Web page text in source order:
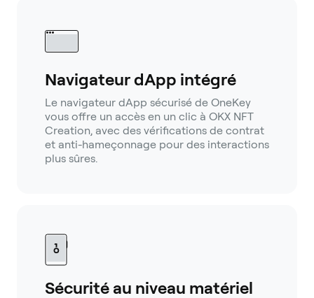
Navigateur dApp intégré
Le navigateur dApp sécurisé de OneKey
vous offre un accès en un clic à OKX NFT
Creation, avec des vérifications de contrat
et anti-hameçonnage pour des interactions
plus sûres.
Sécurité au niveau matériel